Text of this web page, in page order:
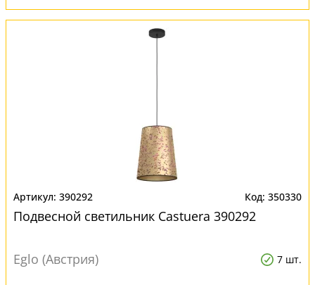
390292 350330
Подвесной светильник Castuera 390292
Eglo (Австрия) 7 шт.